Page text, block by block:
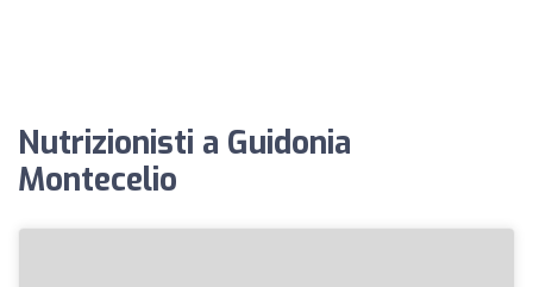
Nutrizionisti a Guidonia
Montecelio